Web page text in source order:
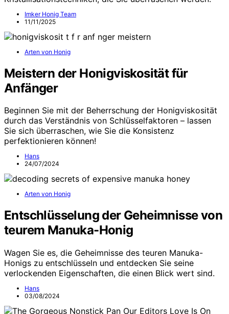
Imker Honig Team
11/11/2025
Arten von Honig
Meistern der Honigviskosität für
Anfänger
Beginnen Sie mit der Beherrschung der Honigviskosität
durch das Verständnis von Schlüsselfaktoren – lassen
Sie sich überraschen, wie Sie die Konsistenz
perfektionieren können!
Hans
24/07/2024
Arten von Honig
Entschlüsselung der Geheimnisse von
teurem Manuka-Honig
Wagen Sie es, die Geheimnisse des teuren Manuka-
Honigs zu entschlüsseln und entdecken Sie seine
verlockenden Eigenschaften, die einen Blick wert sind.
Hans
03/08/2024